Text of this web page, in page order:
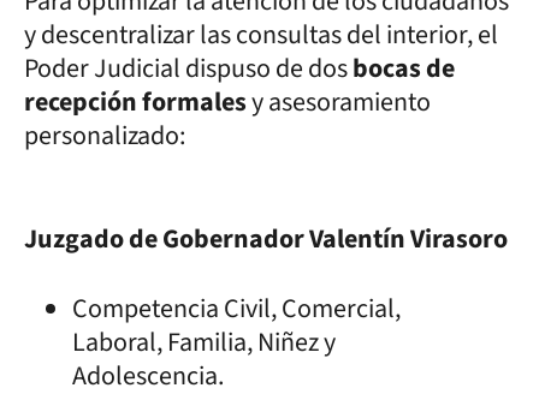
y descentralizar las consultas del interior, el
Poder Judicial dispuso de dosbocas de
recepción formalesy asesoramiento
personalizado:
Juzgado de Gobernador Valentín Virasoro
Competencia Civil, Comercial,
Laboral, Familia, Niñez y
Adolescencia.